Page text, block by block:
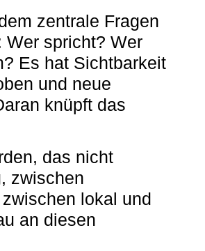
zentrale Fragen
Wer spricht? Wer
Es hat Sichtbarkeit
und neue
knüpft das
das nicht
zwischen
lokal und
an diesen